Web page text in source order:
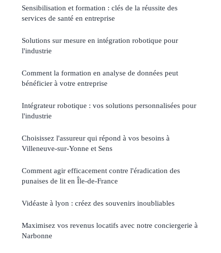
Sensibilisation et formation : clés de la réussite des
services de santé en entreprise
Solutions sur mesure en intégration robotique pour
l'industrie
Comment la formation en analyse de données peut
bénéficier à votre entreprise
Intégrateur robotique : vos solutions personnalisées pour
l'industrie
Choisissez l'assureur qui répond à vos besoins à
Villeneuve-sur-Yonne et Sens
Comment agir efficacement contre l'éradication des
punaises de lit en Île-de-France
Vidéaste à lyon : créez des souvenirs inoubliables
Maximisez vos revenus locatifs avec notre conciergerie à
Narbonne